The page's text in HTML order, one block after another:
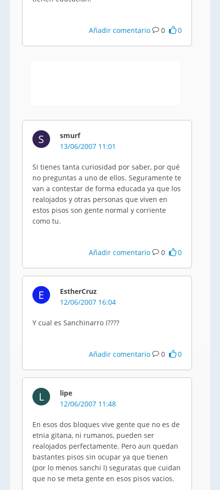
Añadir comentario 0 0
S
smurf
13/06/2007 11:01
Si tienes tanta curiosidad por saber, por qué
no preguntas a uno de ellos. Seguramente te
van a contestar de forma educada ya que los
realojados y otras personas que viven en
estos pisos son gente normal y corriente
como tu.
Añadir comentario 0 0
E
EstherCruz
12/06/2007 16:04
Y cual es Sanchinarro I????
Añadir comentario 0 0
L
lipe
12/06/2007 11:48
En esos dos bloques vive gente que no es de
etnia gitana, ni rumanos, pueden ser
realojados perfectamente. Pero aun quedan
bastantes pisos sin ocupar ya que tienen
(por lo menos sanchi I) seguratas que cuidan
que no se meta gente en esos pisos vacios.